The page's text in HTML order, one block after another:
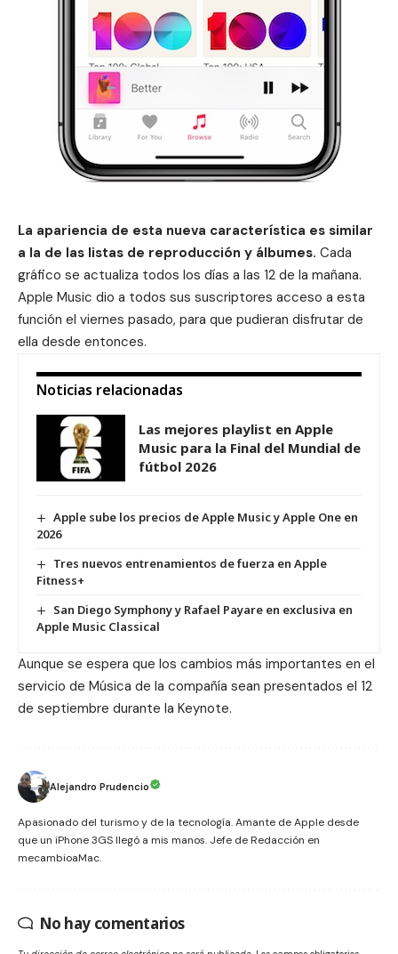
La apariencia de esta nueva característica es similar
a la de las listas de reproducción y álbumes. Cada
gráfico se actualiza todos los días a las 12 de la mañana.
Apple Music dio a todos sus suscriptores acceso a esta
función el viernes pasado, para que pudieran disfrutar de
ella desde entonces.
Noticias relacionadas
Las mejores playlist en Apple
Music para la Final del Mundial de
fútbol 2026
Apple sube los precios de Apple Music y Apple One en
2026
Tres nuevos entrenamientos de fuerza en Apple
Fitness+
San Diego Symphony y Rafael Payare en exclusiva en
Apple Music Classical
Aunque se espera que los cambios más importantes en el
servicio de Música de la compañía sean presentados el 12
de septiembre durante la Keynote.
Alejandro Prudencio
Apasionado del turismo y de la tecnología. Amante de Apple desde
que un iPhone 3GS llegó a mis manos. Jefe de Redacción en
mecambioaMac.
No hay comentarios